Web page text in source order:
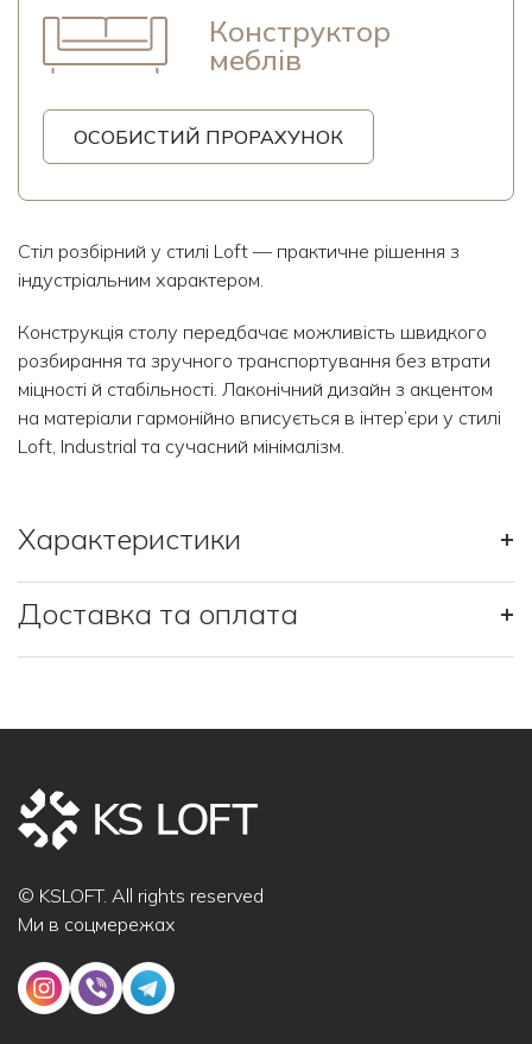
Конструктор
меблів
ОСОБИСТИЙ ПРОРАХУНОК
Стіл розбірний у стилі Loft — практичне рішення з
індустріальним характером.
Конструкція столу передбачає можливість швидкого
розбирання та зручного транспортування без втрати
міцності й стабільності. Лаконічний дизайн з акцентом
на матеріали гармонійно вписується в інтер’єри у стилі
Loft, Industrial та сучасний мінімалізм.
Характеристики +
Доставка та оплата +
© KSLOFT. All rights reserved
Ми в соцмережах